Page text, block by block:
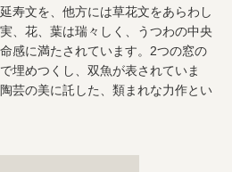
寿文を、他方には草花文をあらわし
、花、葉は瑞々しく、うつわの中央
感に満たされています。2つの窓の
埋めつくし、双魚が表されていま
芸の美に託した、類まれな力作とい